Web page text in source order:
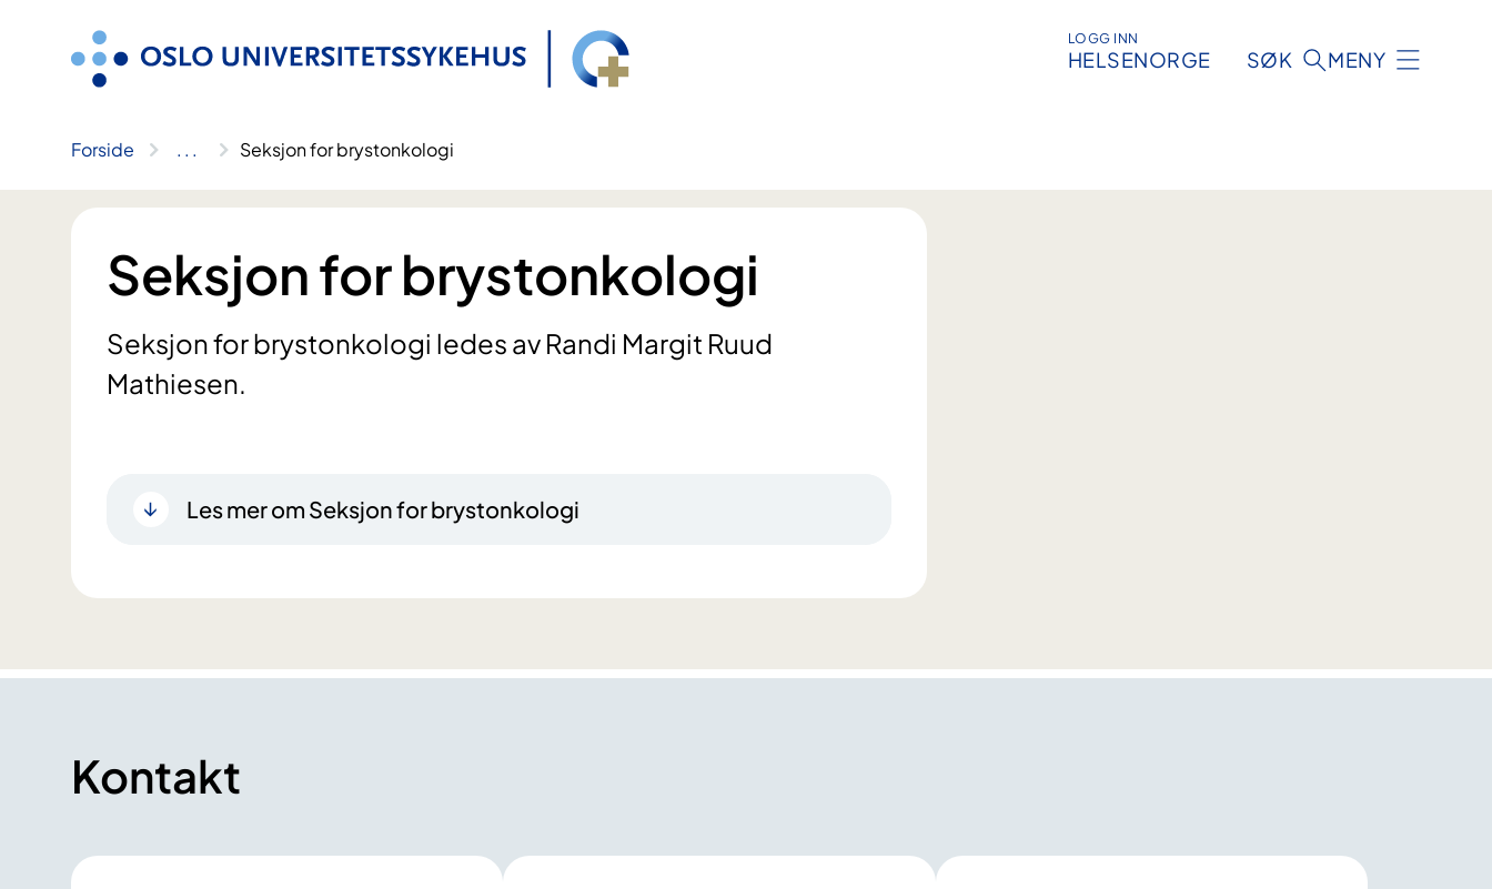
LOGG INN
HELSENORGE SØK MENY
Forside .. . Seksjon for brystonkologi
Seksjon for brystonkologi
Seksjon for brystonkologi ledes av Randi Margit Ruud
Mathiesen.
Les mer om Seksjon for brystonkologi
Kontakt